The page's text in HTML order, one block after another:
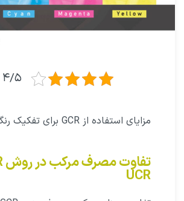
۴/۵ - (۱ امتیاز)
مزایای استفاده از GCR برای تفکیک رنگها در چاپ
UCR